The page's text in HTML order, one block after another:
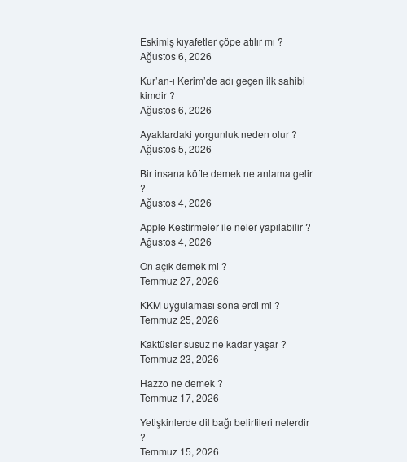
Eskimiş kıyafetler çöpe atılır mı ?
Ağustos 6, 2026
Kur’an-ı Kerim’de adı geçen ilk sahibi
kimdir ?
Ağustos 6, 2026
Ayaklardaki yorgunluk neden olur ?
Ağustos 5, 2026
Bir insana köfte demek ne anlama gelir
?
Ağustos 4, 2026
Apple Kestirmeler ile neler yapılabilir ?
Ağustos 4, 2026
On açık demek mi ?
Temmuz 27, 2026
KKM uygulaması sona erdi mi ?
Temmuz 25, 2026
Kaktüsler susuz ne kadar yaşar ?
Temmuz 23, 2026
Hazzo ne demek ?
Temmuz 17, 2026
Yetişkinlerde dil bağı belirtileri nelerdir
?
Temmuz 15, 2026